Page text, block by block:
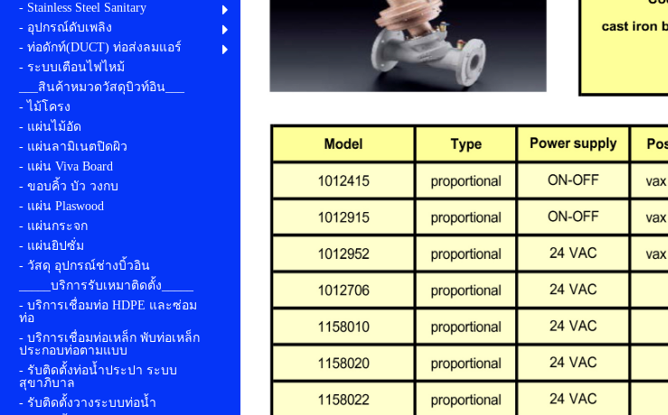
- Stainless Steel Sanitary
- อุปกรณ์ดับเพลิง
- ท่อดักท์(DUCT) ท่อส่งลมแอร์
- ระบบเตือนไฟไหม้
___สินค้าหมวดวัสดุบิวท์อิน___
- ไม้โครง
- แผ่นไม้อัด
- แผ่นลามิเนตปิดผิว
- แผ่น Viva Board
- ขอบคิ้ว บัว วงกบ
- แผ่น Plaswood
- แผ่นกระจก
- แผ่นยิปซั่ม
- วัสดุ อุปกรณ์ช่างบิ้วอิน
_____บริการรับเหมาติดตั้ง_____
- บริการเชื่อมท่อ HDPE และซ่อม
ท่อ
- บริการเชื่อมท่อเหล็ก พับท่อเหล็ก
ประกอบท่อตามแบบ
- รับติดตั้งท่อน้ำประปา ระบบ
สุขาภิบาล
- รับติดตั้งวางระบบท่อน้ำ